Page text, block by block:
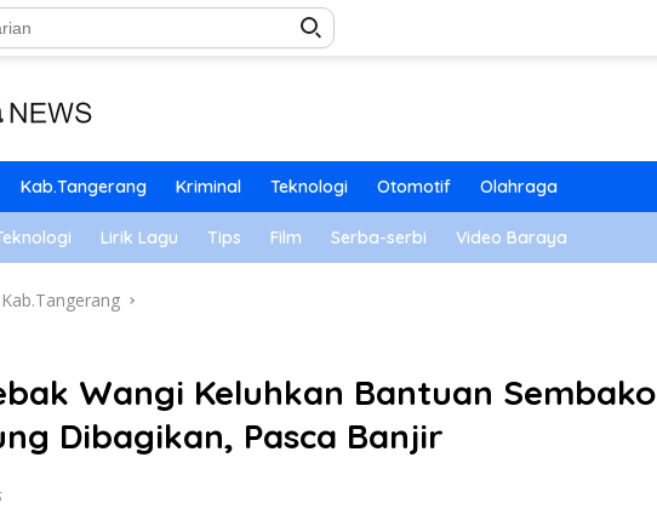
Kab.Tangerang Kriminal Teknologi Otomotif Olahraga
Lirik Lagu Tips Film Serba-serbi Video Baraya
Kab.Tangerang
Wangi Keluhkan Bantuan Sembako
Dibagikan, Pasca Banjir